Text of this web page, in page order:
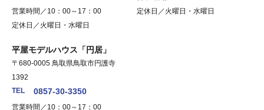
営業時間／10：00～17：00
定休日／火曜日・水曜日
定休日／火曜日・水曜日
平屋モデルハウス「円居」
〒680-0005 鳥取県鳥取市円護寺
1392
TEL
0857-30-3350
営業時間／10：00～17：00